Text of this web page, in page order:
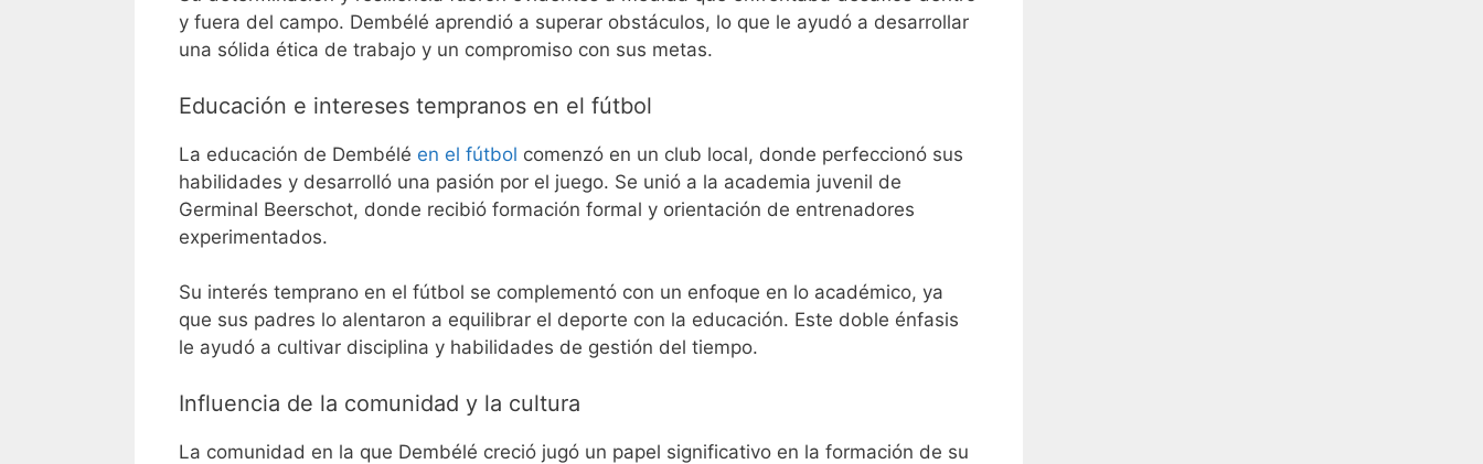
y fuera del campo. Dembélé aprendió a superar obstáculos, lo que le ayudó a desarrollar
una sólida ética de trabajo y un compromiso con sus metas.
Educación e intereses tempranos en el fútbol
La educación de Dembélé en el fútbol comenzó en un club local, donde perfeccionó sus
habilidades y desarrolló una pasión por el juego. Se unió a la academia juvenil de
Germinal Beerschot, donde recibió formación formal y orientación de entrenadores
experimentados.
Su interés temprano en el fútbol se complementó con un enfoque en lo académico, ya
que sus padres lo alentaron a equilibrar el deporte con la educación. Este doble énfasis
le ayudó a cultivar disciplina y habilidades de gestión del tiempo.
Influencia de la comunidad y la cultura
La comunidad en la que Dembélé creció jugó un papel significativo en la formación de su